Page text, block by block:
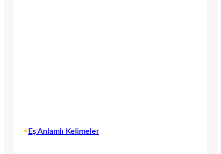
• Eş Anlamlı Kelimeler